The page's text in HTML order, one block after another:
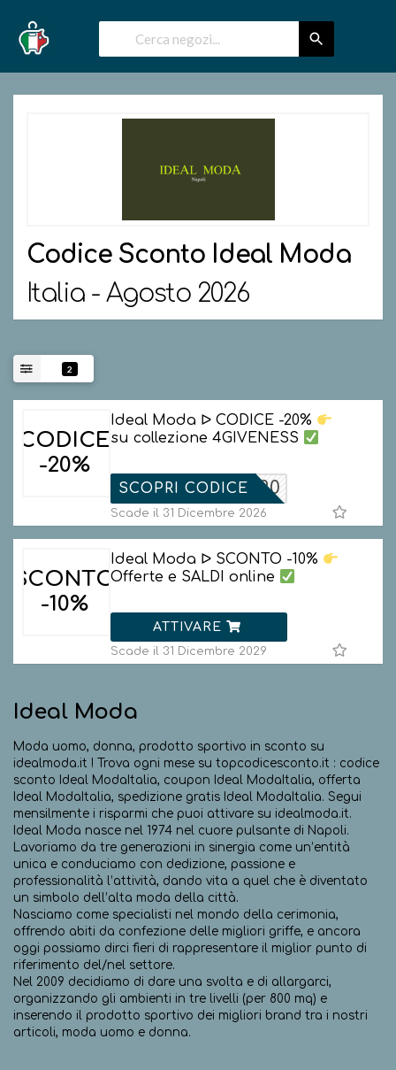
Codice Sconto Ideal Moda
Italia - Agosto 2026
2
CODICE
-20%
Ideal Moda ᐅ CODICE -20%
su collezione 4GIVENESS
VENESS20
SCOPRI CODICE
Scade il 31 Dicembre 2026
SCONTO
-10%
Ideal Moda ᐅ SCONTO -10%
Offerte e SALDI online
ATTIVARE
Scade il 31 Dicembre 2029
Ideal Moda
Moda uomo, donna, prodotto sportivo in sconto su
idealmoda.it ! Trova ogni mese su topcodicesconto.it : codice
sconto Ideal ModaItalia, coupon Ideal ModaItalia, offerta
Ideal ModaItalia, spedizione gratis Ideal ModaItalia. Segui
mensilmente i risparmi che puoi attivare su idealmoda.it.
Ideal Moda nasce nel 1974 nel cuore pulsante di Napoli.
Lavoriamo da tre generazioni in sinergia come un’entità
unica e conduciamo con dedizione, passione e
professionalità l’attività, dando vita a quel che è diventato
un simbolo dell’alta moda della città.
Nasciamo come specialisti nel mondo della cerimonia,
offrendo abiti da confezione delle migliori griffe, e ancora
oggi possiamo dirci fieri di rappresentare il miglior punto di
riferimento del/nel settore.
Nel 2009 decidiamo di dare una svolta e di allargarci,
organizzando gli ambienti in tre livelli (per 800 mq) e
inserendo il prodotto sportivo dei migliori brand tra i nostri
articoli, moda uomo e donna.